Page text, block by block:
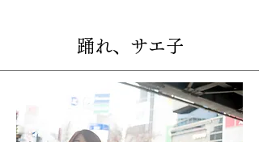
踊れ、サエ子